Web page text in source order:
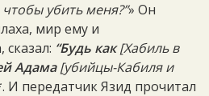
убить меня?”» Он
мир ему и
сказал: “Будь как[Хабиль в
Адама[убийцы-Кабиля и
И передатчик Язид прочитал